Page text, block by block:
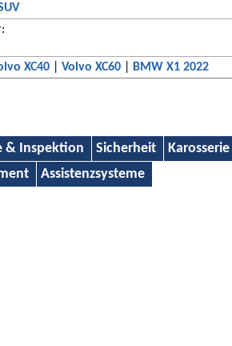
XC40 Volvo XC60 BMW X1 2022
& Inspektion Sicherheit Karosserie
Assistenzsysteme